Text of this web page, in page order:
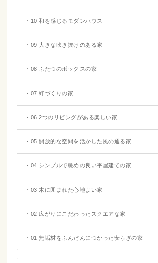
・10 和を感じるモダンハウス
・09 大きな吹き抜けのある家
・08 ふたつのボックスの家
・07 絆づくりの家
・06 2つのリビングがある楽しい家
・05 開放的な空間を活かした風の通る家
・04 シンプルで眺めの良い平屋建ての家
・03 木に囲まれた心地よい家
・02 広がりにこだわったスクエアな家
・01 無垢材をふんだんにつかった安らぎの家